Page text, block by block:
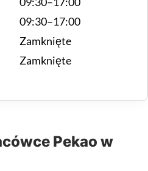
09:30–17:00
Zamknięte
Zamknięte
Pekao w